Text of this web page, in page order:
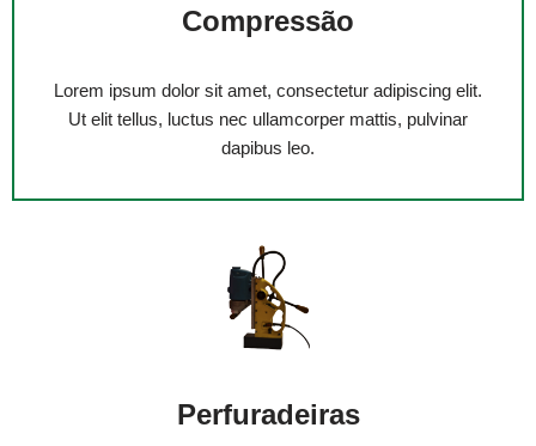
Compressão
Lorem ipsum dolor sit amet, consectetur adipiscing elit.
Ut elit tellus, luctus nec ullamcorper mattis, pulvinar
dapibus leo.
Perfuradeiras